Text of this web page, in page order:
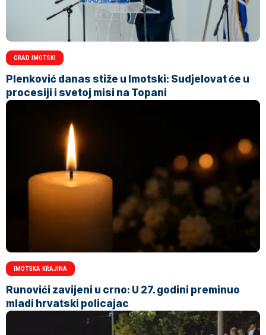
GRAD IMOTSKI
Plenković danas stiže u Imotski: Sudjelovat će u
procesiji i svetoj misi na Topani
IMOTSKA KRAJINA
Runovići zavijeni u crno: U 27. godini preminuo
mladi hrvatski policajac